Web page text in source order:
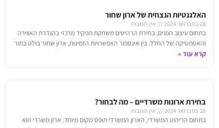
האלגנטיות הנצחית של ארון שחור
28 בפברואר 2024 אין תגובות
בתחום עיצוב הפנים, בחירת הרהיטים משחקת תפקיד מרכזי בהגדרת האווירה
והאסתטיקה של החלל. בין אינספור האפשרויות הזמינות, ארון שחור בולט בתור
פריט נצחי ורב-תכליתי שיכול
קרא עוד »
בחירת ארונות משרדיים – מה לבחור?
28 בפברואר 2024 אין תגובות
בתחום הריהוט המשרדי, הארון המשרדי תופס מקום מיוחד. ארון משרדי הוא